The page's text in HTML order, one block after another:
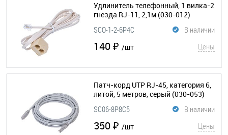
Удлинитель телефонный, 1 вилка-2
гнезда RJ-11, 2,1м (030-012)
В наличии
SCO-1-2-6P4C
140 ₽ /шт Цены
Патч-корд UTP RJ-45, категория 6,
литой, 5 метров, серый (030-053)
В наличии
SC06-8P8C5
350 ₽ /шт Цены